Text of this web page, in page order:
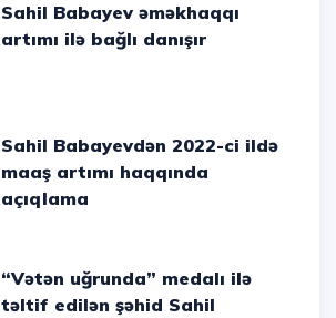
Sahil Babayev əməkhaqqı
artımı ilə bağlı danışır
Sahil Babayevdən 2022-ci ildə
maaş artımı haqqında
açıqlama
“Vətən uğrunda” medalı ilə
təltif edilən şəhid Sahil